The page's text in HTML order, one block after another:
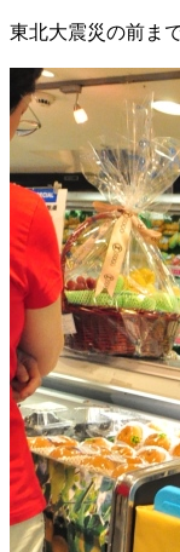
東北大震災の前ま